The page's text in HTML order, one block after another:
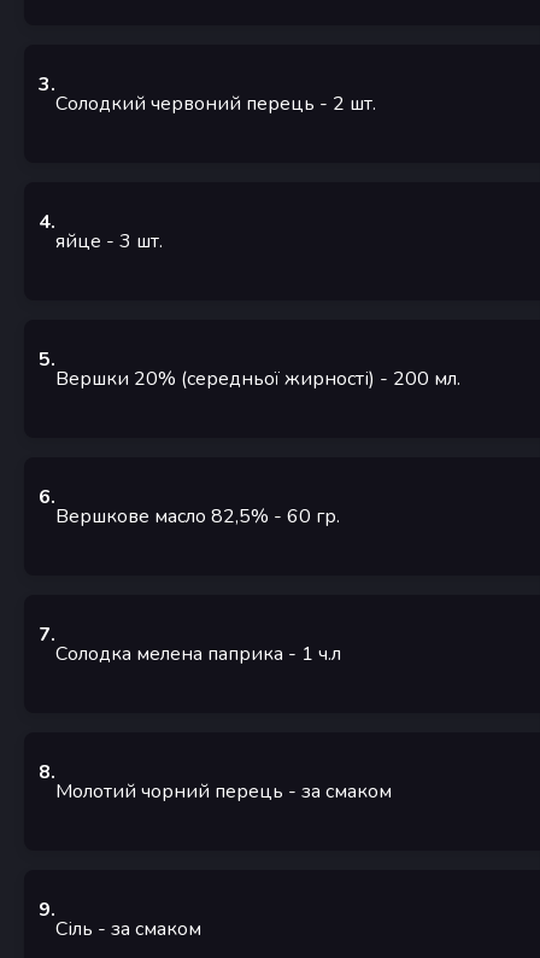
3.
Солодкий червоний перець - 2 шт.
4.
яйце - 3 шт.
5.
Вершки 20% (середньої жирності) - 200 мл.
6.
Вершкове масло 82,5% - 60 гр.
7.
Солодка мелена паприка - 1 ч.л
8.
Молотий чорний перець - за смаком
9.
Сіль - за смаком